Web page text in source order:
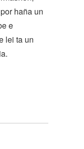
haña un
e
lei ta un